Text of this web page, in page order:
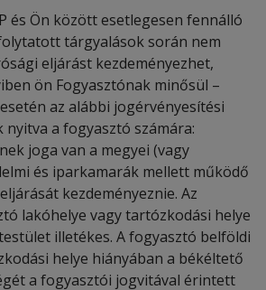
és Ön között esetlegesen fennálló
tárgyalások során nem
eljárást kezdeményezhet,
ön Fogyasztónak minősül –
az alábbi jogérvényesítési
a fogyasztó számára:
joga van a megyei (vagy
és iparkamarák mellett működő
kezdeményeznie. Az
lakóhelye vagy tartózkodási helye
illetékes. A fogyasztó belföldi
helye hiányában a békéltető
a fogyasztói jogvitával érintett